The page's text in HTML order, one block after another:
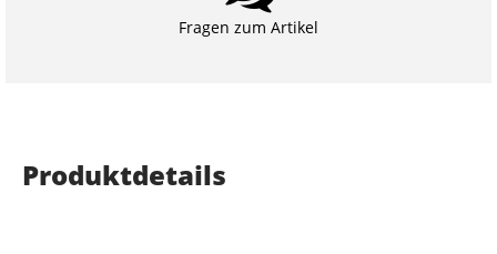
Fragen zum Artikel
Produktdetails